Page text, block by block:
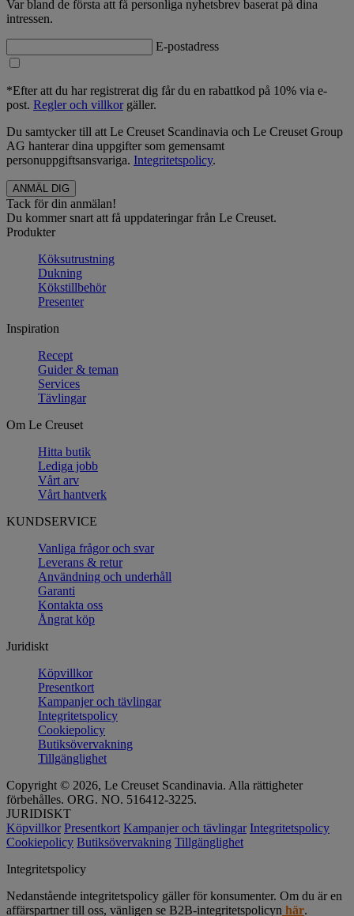
Var bland de första att få personliga nyhetsbrev baserat på dina
intressen.
E-postadress
*Efter att du har registrerat dig får du en rabattkod på 10% via e-
post. Regler och villkorgäller.
Du samtycker till att Le Creuset Scandinavia och Le Creuset Group
AG hanterar dina uppgifter som gemensamt
personuppgiftsansvariga. Integritetspolicy.
Tack för din anmälan!
Du kommer snart att få uppdateringar från Le Creuset.
Produkter
Köksutrustning
Dukning
Kökstillbehör
Presenter
Inspiration
Recept
Guider & teman
Services
Tävlingar
Om Le Creuset
Hitta butik
Lediga jobb
Vårt arv
Vårt hantverk
KUNDSERVICE
Vanliga frågor och svar
Leverans & retur
Användning och underhåll
Garanti
Kontakta oss
Ångrat köp
Juridiskt
Köpvillkor
Presentkort
Kampanjer och tävlingar
Integritetspolicy
Cookiepolicy
Butiksövervakning
Tillgänglighet
Copyright © 2026, Le Creuset Scandinavia. Alla rättigheter
förbehålles. ORG. NO. 516412-3225.
JURIDISKT
Köpvillkor Presentkort Kampanjer och tävlingar Integritetspolicy
Cookiepolicy Butiksövervakning Tillgänglighet
Integritetspolicy
Nedanstående integritetspolicy gäller för konsumenter. Om du är en
affärspartner till oss, vänligen se B2B-integritetspolicyn här.